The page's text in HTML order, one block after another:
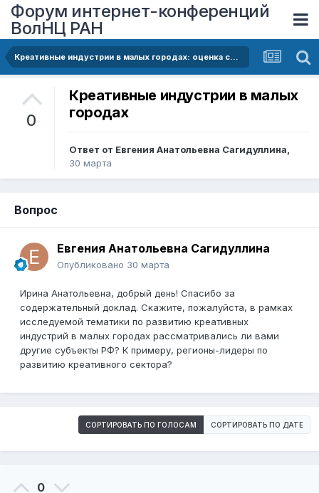
Форум интернет-конференций
ВолНЦ РАН
Креативные индустрии в малых городах: оценка состояния и анализ институциональной среды
0
Креативные индустрии в малых
городах
Ответ от Евгения Анатольевна Сагидуллина,
30 марта
Вопрос
Евгения Анатольевна Сагидуллина
Опубликовано 30 марта
Ирина Анатольевна, добрый день! Спасибо за
содержательный доклад. Скажите, пожалуйста, в рамках
исследуемой тематики по развитию креативных
индустрий в малых городах рассматривались ли вами
другие субъекты РФ? К примеру, регионы-лидеры по
развитию креативного сектора?
СОРТИРОВАТЬ ПО ГОЛОСАМ СОРТИРОВАТЬ ПО ДАТЕ
0